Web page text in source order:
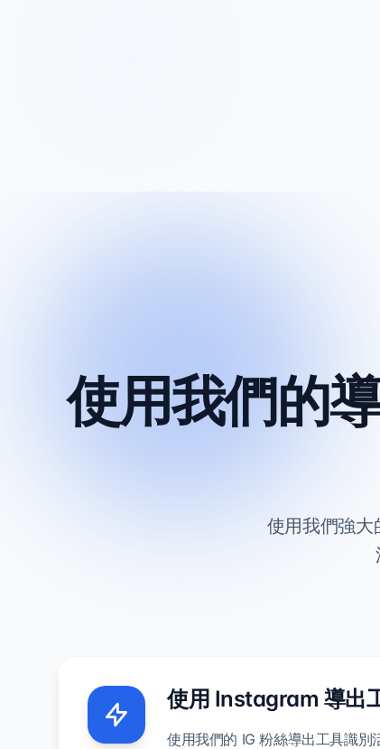
使用我們的
使用我們強
使用 Instagram 導出
使用我們的 IG 粉絲導出工具識別